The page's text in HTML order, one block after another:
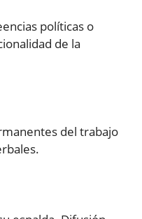
políticas o
de la
del trabajo